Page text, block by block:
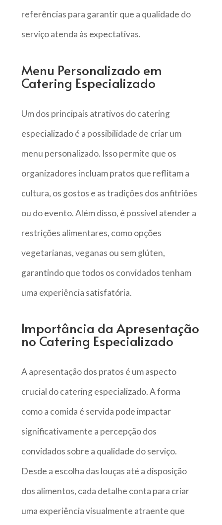
referências para garantir que a qualidade do
serviço atenda às expectativas.
Menu Personalizado em
Catering Especializado
Um dos principais atrativos do catering
especializado é a possibilidade de criar um
menu personalizado. Isso permite que os
organizadores incluam pratos que reflitam a
cultura, os gostos e as tradições dos anfitriões
ou do evento. Além disso, é possível atender a
restrições alimentares, como opções
vegetarianas, veganas ou sem glúten,
garantindo que todos os convidados tenham
uma experiência satisfatória.
Importância da Apresentação
no Catering Especializado
A apresentação dos pratos é um aspecto
crucial do catering especializado. A forma
como a comida é servida pode impactar
significativamente a percepção dos
convidados sobre a qualidade do serviço.
Desde a escolha das louças até a disposição
dos alimentos, cada detalhe conta para criar
uma experiência visualmente atraente que